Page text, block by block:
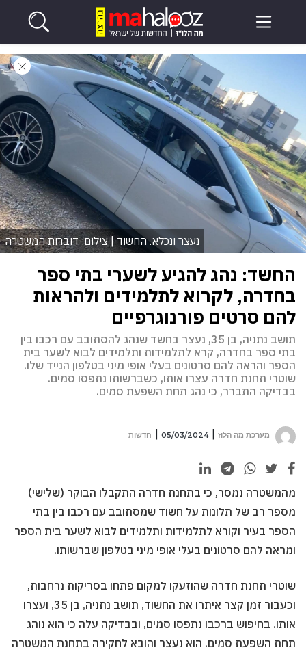
נעצר ונכלא. החשוד | צילום: דוברות המשטרה
החשד: נהג להגיע לשערי בתי ספר
בחדרה, לקרוא לתלמידים ולהראות
להם סרטים פורנוגרפיים
תושב נתניה, בן 35, נעצר בחשד שנהג להסתובב עם רכבו בין
בתי ספר בחדרה, קרא לתלמידות ותלמידים לבוא לשער בית
הספר והראה להם סרטונים בעלי אופי מיני בטלפון הנייד שלו.
שוטרי תחנת חדרה עצרו אותו, כשברשותו נתפסו סמים.
בבדיקה התברר, כי נהג תחת השפעת סמים.
מערכת מה הלוז 05/03/2024 חדשות
מהמשטרה נמסר, כי בתחנת חדרה התקבלו הבוקר (שלישי)
מספר רב של תלונות על חשוד שמסתובב עם רכבו בין בתי
הספר בעיר וקורא לתלמידות ותלמידים לבוא לשער בית הספר
ומראה להם סרטונים בעלי אופי מיני בטלפון שברשותו.
שוטרי תחנת חדרה שהוזעקו למקום פתחו בסריקות נרחבות,
וכעבור זמן קצר איתרו את החשוד, תושב נתניה, בן 35, ועצרו
אותו. בחיפוש ברכבו נתפסו סמים, ובבדיקה עלה כי הוא נוהג
תחת השפעת סמים. הוא נעצר והובא לחקירה בתחנת המשטרה